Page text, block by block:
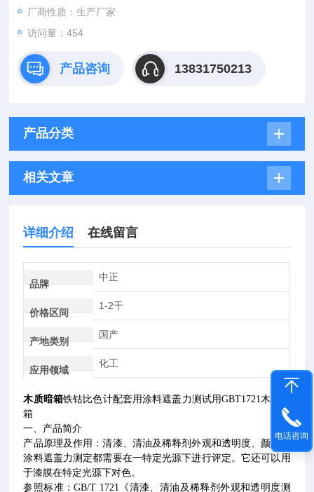
厂商性质：生产厂家
访问量：454
产品咨询 13831750213
产品分类
相关文章
详细介绍 在线留言
品牌
中正
价格区间
1-2千
产地类别
国产
应用领域
化工
木质暗箱铁钴比色计配套用涂料遮盖力测试用GBT1721木制暗
箱
一、产品简介
产品原理及作用：清漆、清油及稀释剂外观和透明度、颜色及
涂料遮盖力测定都需要在一特定光源下进行评定。它还可以用
于漆膜在特定光源下对色。
参照标准：GB/T 1721 《清漆、清油及稀释剂外观和透明度测
电话咨询